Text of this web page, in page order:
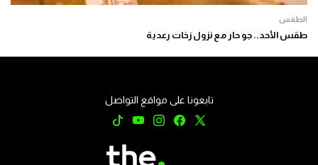
الطقس
طقس الأحد.. جو حار مع نزول زخات رعدية
تابعونا على مواقع التواصل